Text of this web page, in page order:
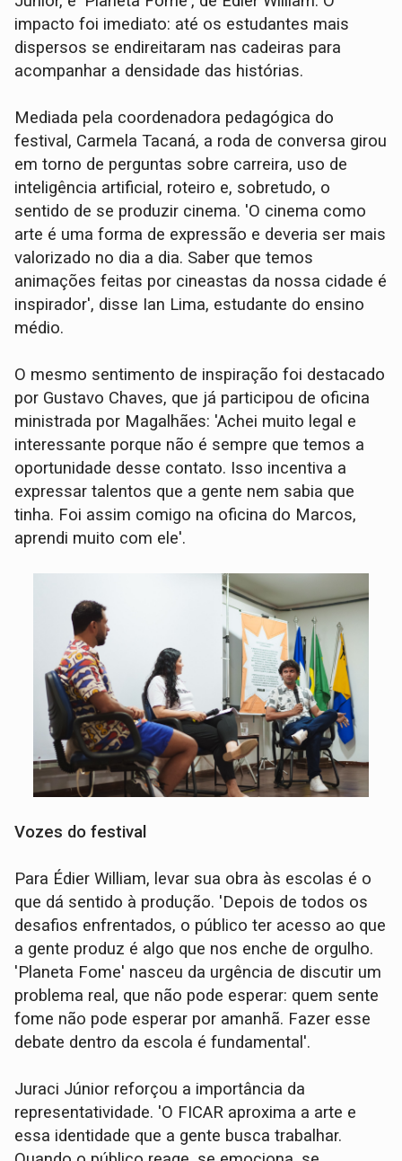
impacto foi imediato: até os estudantes mais
dispersos se endireitaram nas cadeiras para
acompanhar a densidade das histórias.
Mediada pela coordenadora pedagógica do
festival, Carmela Tacaná, a roda de conversa girou
em torno de perguntas sobre carreira, uso de
inteligência artificial, roteiro e, sobretudo, o
sentido de se produzir cinema. 'O cinema como
arte é uma forma de expressão e deveria ser mais
valorizado no dia a dia. Saber que temos
animações feitas por cineastas da nossa cidade é
inspirador', disse Ian Lima, estudante do ensino
médio.
O mesmo sentimento de inspiração foi destacado
por Gustavo Chaves, que já participou de oficina
ministrada por Magalhães: 'Achei muito legal e
interessante porque não é sempre que temos a
oportunidade desse contato. Isso incentiva a
expressar talentos que a gente nem sabia que
tinha. Foi assim comigo na oficina do Marcos,
aprendi muito com ele'.
Vozes do festival
Para Édier William, levar sua obra às escolas é o
que dá sentido à produção. 'Depois de todos os
desafios enfrentados, o público ter acesso ao que
a gente produz é algo que nos enche de orgulho.
'Planeta Fome' nasceu da urgência de discutir um
problema real, que não pode esperar: quem sente
fome não pode esperar por amanhã. Fazer esse
debate dentro da escola é fundamental'.
Juraci Júnior reforçou a importância da
representatividade. 'O FICAR aproxima a arte e
essa identidade que a gente busca trabalhar.